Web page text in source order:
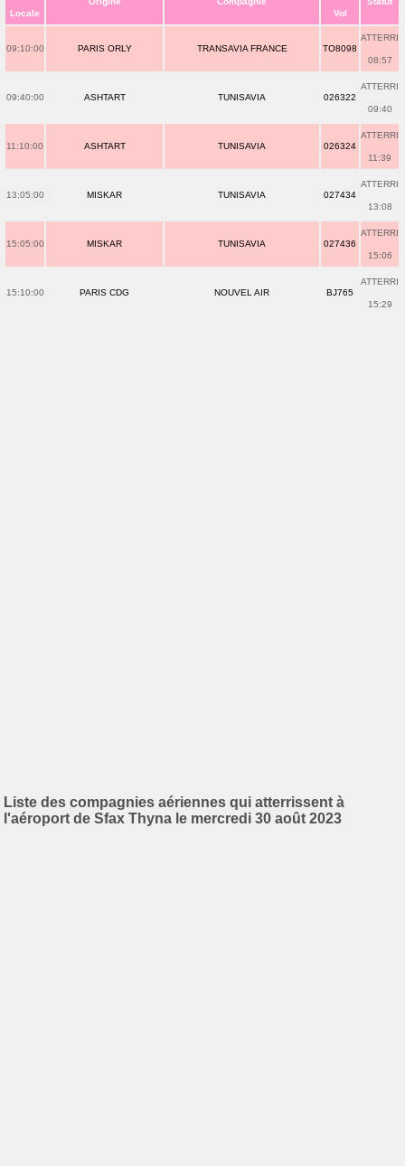
Locale Vol
09:10:00 PARIS ORLY TRANSAVIA FRANCE TO8098
ATTERRI
08:57
09:40:00 ASHTART TUNISAVIA 026322
ATTERRI
09:40
11:10:00 ASHTART TUNISAVIA 026324
ATTERRI
11:39
13:05:00 MISKAR TUNISAVIA 027434
ATTERRI
13:08
15:05:00 MISKAR TUNISAVIA 027436
ATTERRI
15:06
15:10:00 PARIS CDG NOUVEL AIR BJ765
ATTERRI
15:29
Liste des compagnies aériennes qui atterrissent à
l'aéroport de Sfax Thyna le mercredi 30 août 2023